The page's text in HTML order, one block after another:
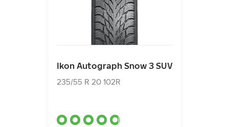
Ikon Autograph Snow 3 SUV
235/55 R 20 102R
235/55 R 20 102R
от19940.00₽